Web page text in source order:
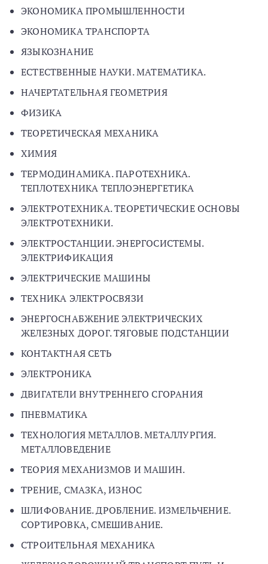
ЭКОНОМИКА ПРОМЫШЛЕННОСТИ
ЭКОНОМИКА ТРАНСПОРТА
ЯЗЫКОЗНАНИЕ
ЕСТЕСТВЕННЫЕ НАУКИ. МАТЕМАТИКА.
НАЧЕРТАТЕЛЬНАЯ ГЕОМЕТРИЯ
ФИЗИКА
ТЕОРЕТИЧЕСКАЯ МЕХАНИКА
ХИМИЯ
ТЕРМОДИНАМИКА. ПАРОТЕХНИКА.
ТЕПЛОТЕХНИКА ТЕПЛОЭНЕРГЕТИКА
ЭЛЕКТРОТЕХНИКА. ТЕОРЕТИЧЕСКИЕ ОСНОВЫ
ЭЛЕКТРОТЕХНИКИ.
ЭЛЕКТРОСТАНЦИИ. ЭНЕРГОСИСТЕМЫ.
ЭЛЕКТРИФИКАЦИЯ
ЭЛЕКТРИЧЕСКИЕ МАШИНЫ
ТЕХНИКА ЭЛЕКТРОСВЯЗИ
ЭНЕРГОСНАБЖЕНИЕ ЭЛЕКТРИЧЕСКИХ
ЖЕЛЕЗНЫХ ДОРОГ. ТЯГОВЫЕ ПОДСТАНЦИИ
КОНТАКТНАЯ СЕТЬ
ЭЛЕКТРОНИКА
ДВИГАТЕЛИ ВНУТРЕННЕГО СГОРАНИЯ
ПНЕВМАТИКА
ТЕХНОЛОГИЯ МЕТАЛЛОВ. МЕТАЛЛУРГИЯ.
МЕТАЛЛОВЕДЕНИЕ
ТЕОРИЯ МЕХАНИЗМОВ И МАШИН.
ТРЕНИЕ, СМАЗКА, ИЗНОС
ШЛИФОВАНИЕ. ДРОБЛЕНИЕ. ИЗМЕЛЬЧЕНИЕ.
СОРТИРОВКА, СМЕШИВАНИЕ.
СТРОИТЕЛЬНАЯ МЕХАНИКА